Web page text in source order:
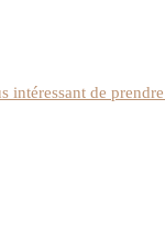
intéressant de